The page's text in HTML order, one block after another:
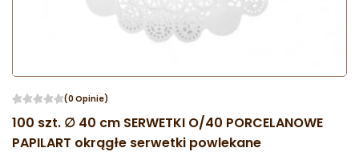
(0 Opinie)
100 szt. ∅ 40 cm SERWETKI O/40 PORCELANOWE
PAPILART okrągłe serwetki powlekane